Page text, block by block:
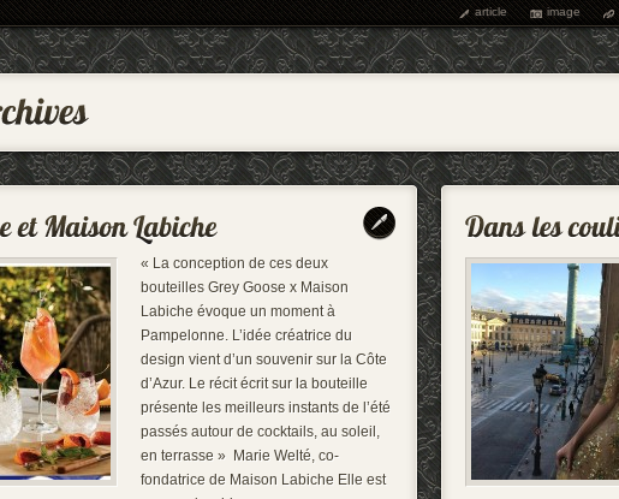
article image
« La conception de ces deux
bouteilles Grey Goose x Maison
Labiche évoque un moment à
Pampelonne. L’idée créatrice du
design vient d’un souvenir sur la Côte
d’Azur. Le récit écrit sur la bouteille
présente les meilleurs instants de l’été
passés autour de cocktails, au soleil,
en terrasse » Marie Welté, co-
fondatrice de Maison Labiche Elle est